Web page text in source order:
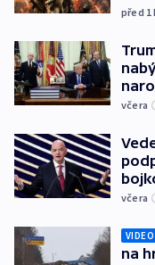
před 1
včera
včera
VIDEO
na